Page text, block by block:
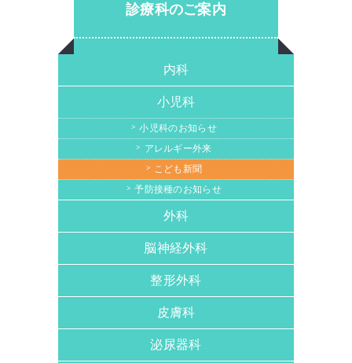
診療科のご案内
内科
小児科
小児科のお知らせ
アレルギー外来
こども新聞
予防接種のお知らせ
外科
脳神経外科
整形外科
皮膚科
泌尿器科